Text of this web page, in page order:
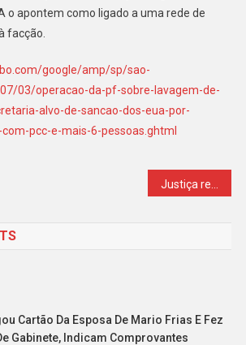
o apontem como ligado a uma rede de
facção.
google/amp/sp/sao-
03/operacao-da-pf-sobre-lavagem-de-
alvo-de-sancao-dos-eua-por-
pcc-e-mais-6-pessoas.ghtml
Cartão Da Esposa De Mario Frias E Fez
Gabinete, Indicam Comprovantes